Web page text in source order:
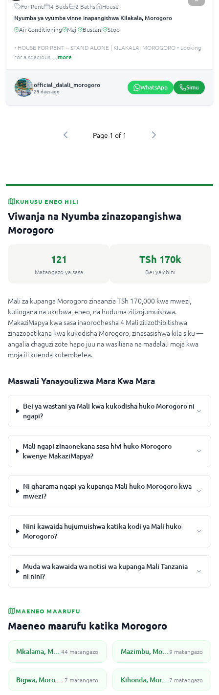
For Rent 4 Beds 2 Baths House
Nyumba ya vyumba vinne inapangishwa Kilakala, Morogoro
Air Conditioning Maji Bustani Stoo
• HOUSE FOR RENT – STAND ALONE | KILAKALA, MOROGORO • Looking
for a spacious,
more
official_dalali_morogoro
29 days ago WhatsApp Simu
Page 1 of1
KUHUSU ENEO HILI
Viwanja na Nyumba zinazopangishwa
Morogoro
121
Matangazo ya sasa
TSh 170k
Bei ya chini
Mali za kupanga Morogoro zinaanzia TSh 170,000 kwa mwezi,
kulingana na ukubwa, eneo, na huduma zilizojumuishwa.
MakaziMapya kwa sasa inaorodhesha 4 Mali zilizothibitishwa
zinazopatikana kwa kukodisha Morogoro, zinasasishwa kila siku —
angalia chaguzi zote hapo juu na wasiliana na madalali moja kwa
moja ili kuenda kutembelea.
Maswali Yanayoulizwa Mara Kwa Mara
Bei ya wastani ya Mali kwa kukodisha huko Morogoro ni
ngapi?
Mali ngapi zinaonekana sasa hivi huko Morogoro
kwenye MakaziMapya?
Ni gharama ngapi ya kupanga Mali huko Morogoro kwa
mwezi?
Nini kawaida hujumuishwa katika kodi ya Mali huko
Morogoro?
Muda wa kawaida wa notisi wa kupanga Mali Tanzania
ni nini?
MAENEO MAARUFU
Maeneo maarufu katika Morogoro
Mkalama, Morogoro44 matangazo Mazimbu, Morogoro9 matangazo
Bigwa, Morogoro 7 matangazo Kihonda, Morogoro7 matangazo